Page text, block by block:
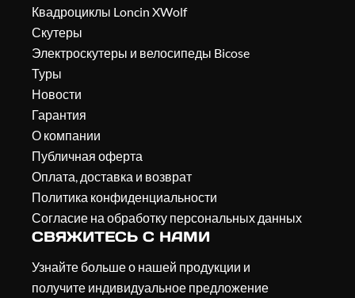
Квадроциклы Loncin XWolf
Скутеры
Электроскутеры и велосипеды Bicose
Туры
Новости
Гарантия
О компании
Публичная оферта
Оплата, доставка и возврат
Политика конфиденциальности
Согласие на обработку персональных данных
СВЯЖИТЕСЬ С НАМИ
Узнайте больше о нашей продукции и
получите индивидуальное предложение